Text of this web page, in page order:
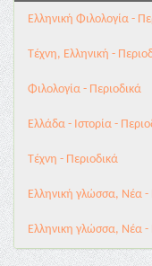
Ελληνική Φιλολογία -
Τέχνη, Ελληνική -
Φιλολογία - Περιοδικά
Ελλάδα - Ιστορία -
Τέχνη - Περιοδικά
Ελληνική γλώσσα, Νέα
Ελληνικη γλώσσα, Νέα